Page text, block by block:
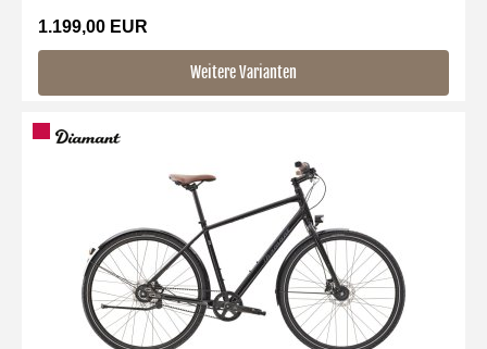
1.199,00 EUR
Weitere Varianten